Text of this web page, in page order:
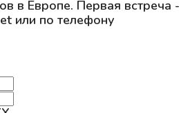
в Европе. Первая встреча -
или по телефону